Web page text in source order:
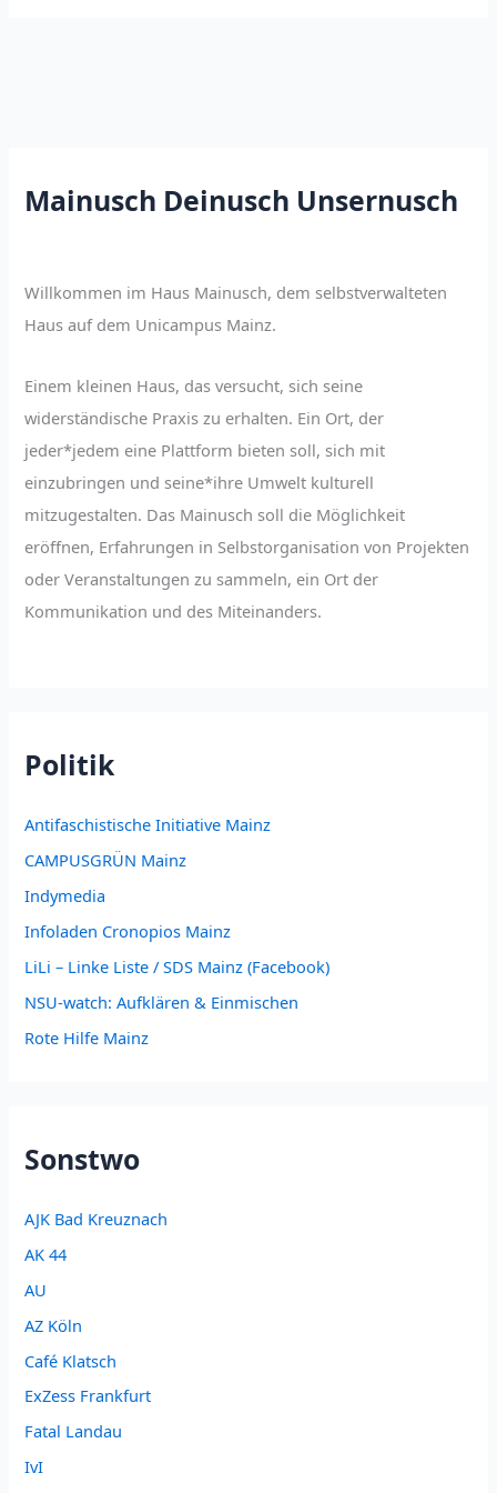
Mainusch Deinusch Unsernusch
Willkommen im Haus Mainusch, dem selbstverwalteten
Haus auf dem Unicampus Mainz.
Einem kleinen Haus, das versucht, sich seine
widerständische Praxis zu erhalten. Ein Ort, der
jeder*jedem eine Plattform bieten soll, sich mit
einzubringen und seine*ihre Umwelt kulturell
mitzugestalten. Das Mainusch soll die Möglichkeit
eröffnen, Erfahrungen in Selbstorganisation von Projekten
oder Veranstaltungen zu sammeln, ein Ort der
Kommunikation und des Miteinanders.
Politik
Antifaschistische Initiative Mainz
CAMPUSGRÜN Mainz
Indymedia
Infoladen Cronopios Mainz
LiLi – Linke Liste / SDS Mainz (Facebook)
NSU-watch: Aufklären & Einmischen
Rote Hilfe Mainz
Sonstwo
AJK Bad Kreuznach
AK 44
AU
AZ Köln
Café Klatsch
ExZess Frankfurt
Fatal Landau
IvI